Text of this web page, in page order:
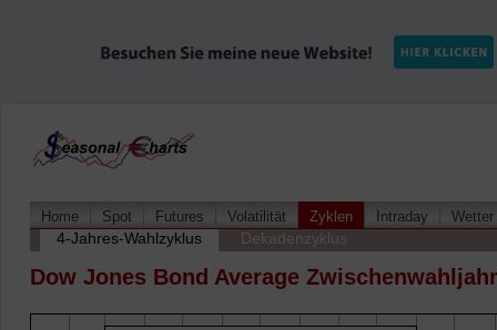
Home Spot Futures Volatilität Zyklen Intraday Wetter
4-Jahres-Wahlzyklus Dekadenzyklus
Dow Jones Bond Average